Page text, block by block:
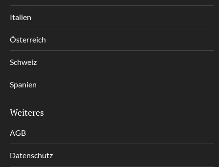
Italien
Österreich
Schweiz
Spanien
Weiteres
AGB
Datenschutz